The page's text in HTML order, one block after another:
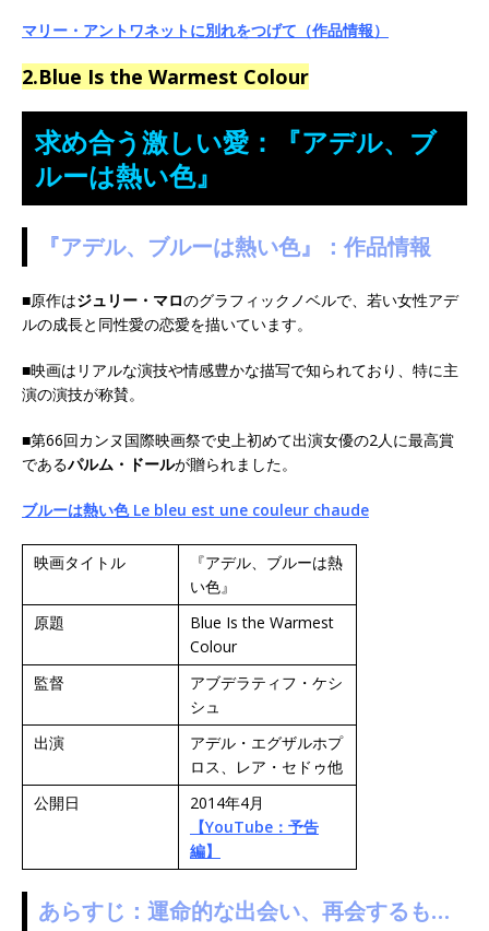
マリー・アントワネットに別れをつげて（作品情報）
2.Blue Is the Warmest Colour
求め合う激しい愛：『アデル、ブ
ルーは熱い色』
『アデル、ブルーは熱い色』： 作品情報
■原作はジュリー・マロのグラフィックノベルで、若い女性アデ
ルの成長と同性愛の恋愛を描いています。
■映画はリアルな演技や情感豊かな描写で知られており、特に主
演の演技が称賛。
■第66回カンヌ国際映画祭で史上初めて出演女優の2人に最高賞
であるパルム・ドールが贈られました。
ブルーは熱い色 Le bleu est une couleur chaude
映画タイトル
『アデル、ブルーは熱
い色』
原題
Blue Is the Warmest
Colour
監督
アブデラティフ・ケシ
シュ
出演
アデル・エグザルホプ
ロス、レア・セドゥ他
公開日
2014年4月
【YouTube：予告
編】
あらすじ：運命的な出会い、再会するも…